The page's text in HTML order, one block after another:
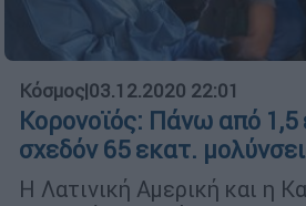
Κόσμος|03.12.2020 22:01
Κορονοϊός: Πάνω από 1,5
σχεδόν 65 εκατ.
Η Λατινική Αμερική και η